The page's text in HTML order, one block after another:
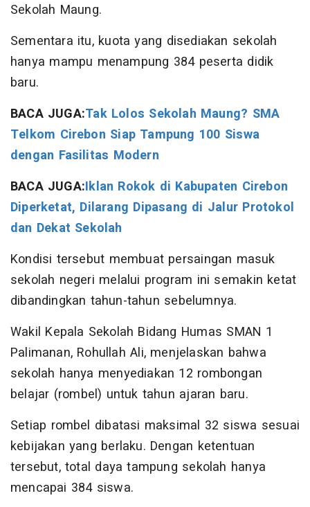
Sekolah Maung.
Sementara itu, kuota yang disediakan sekolah
hanya mampu menampung 384 peserta didik
baru.
BACA JUGA:Tak Lolos Sekolah Maung? SMA
Telkom Cirebon Siap Tampung 100 Siswa
dengan Fasilitas Modern
BACA JUGA:Iklan Rokok di Kabupaten Cirebon
Diperketat, Dilarang Dipasang di Jalur Protokol
dan Dekat Sekolah
Kondisi tersebut membuat persaingan masuk
sekolah negeri melalui program ini semakin ketat
dibandingkan tahun-tahun sebelumnya.
Wakil Kepala Sekolah Bidang Humas SMAN 1
Palimanan, Rohullah Ali, menjelaskan bahwa
sekolah hanya menyediakan 12 rombongan
belajar (rombel) untuk tahun ajaran baru.
Setiap rombel dibatasi maksimal 32 siswa sesuai
kebijakan yang berlaku. Dengan ketentuan
tersebut, total daya tampung sekolah hanya
mencapai 384 siswa.